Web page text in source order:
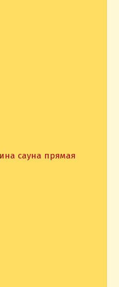
сауна прямая